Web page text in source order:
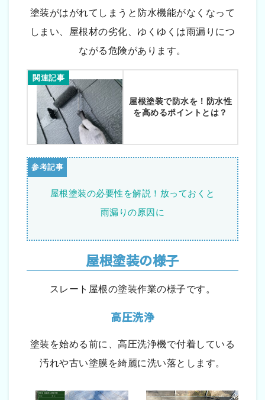
塗装がはがれてしまうと防水機能がなくなって
しまい、屋根材の劣化、ゆくゆくは雨漏りにつ
ながる危険があります。
関連記事
屋根塗装で防水を！防水性
を高めるポイントとは？
屋根塗装の必要性を解説！放っておくと
雨漏りの原因に
屋根塗装の様子
スレート屋根の塗装作業の様子です。
高圧洗浄
塗装を始める前に、高圧洗浄機で付着している
汚れや古い塗膜を綺麗に洗い落とします。